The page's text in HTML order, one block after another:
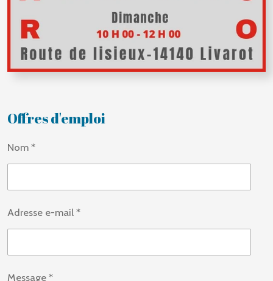
Offres d'emploi
Nom *
Adresse e-mail *
Message *